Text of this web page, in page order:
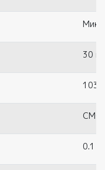
30 м
103/
0.1